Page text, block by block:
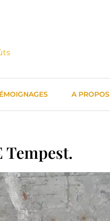
A PROPOS